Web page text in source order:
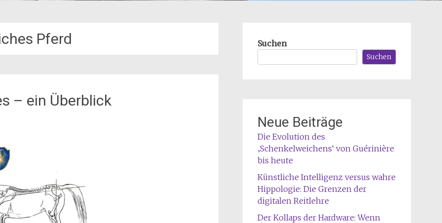
Pferd
– ein Überblick
Suchen
Suchen
Neue Beiträge
Die Evolution des
‚Schenkelweichens‘ von Guérinière
bis heute
Künstliche Intelligenz versus wahre
Hippologie: Die Grenzen der
digitalen Reitlehre
Der Kollaps der Hardware: Wenn